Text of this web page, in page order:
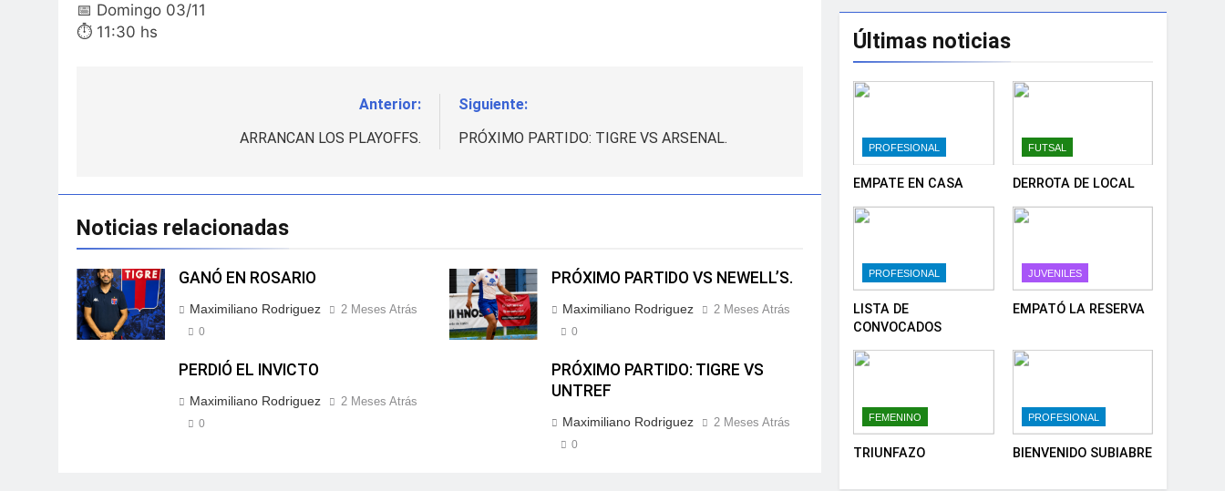
📅 Domingo 03/11
⏱ 11:30 hs
Anterior:
ARRANCAN LOS PLAYOFFS.
Siguiente:
PRÓXIMO PARTIDO: TIGRE VS ARSENAL.
Noticias relacionadas
GANÓ EN ROSARIO
Maximiliano Rodriguez 2 Meses Atrás
0
PRÓXIMO PARTIDO VS NEWELL’S.
Maximiliano Rodriguez 2 Meses Atrás
0
PERDIÓ EL INVICTO
Maximiliano Rodriguez 2 Meses Atrás
0
PRÓXIMO PARTIDO: TIGRE VS
UNTREF
Maximiliano Rodriguez 2 Meses Atrás
0
Últimas noticias
PROFESIONAL
EMPATE EN CASA
FUTSAL
DERROTA DE LOCAL
PROFESIONAL
LISTA DE
CONVOCADOS
JUVENILES
EMPATÓ LA RESERVA
FEMENINO
TRIUNFAZO
PROFESIONAL
BIENVENIDO SUBIABRE